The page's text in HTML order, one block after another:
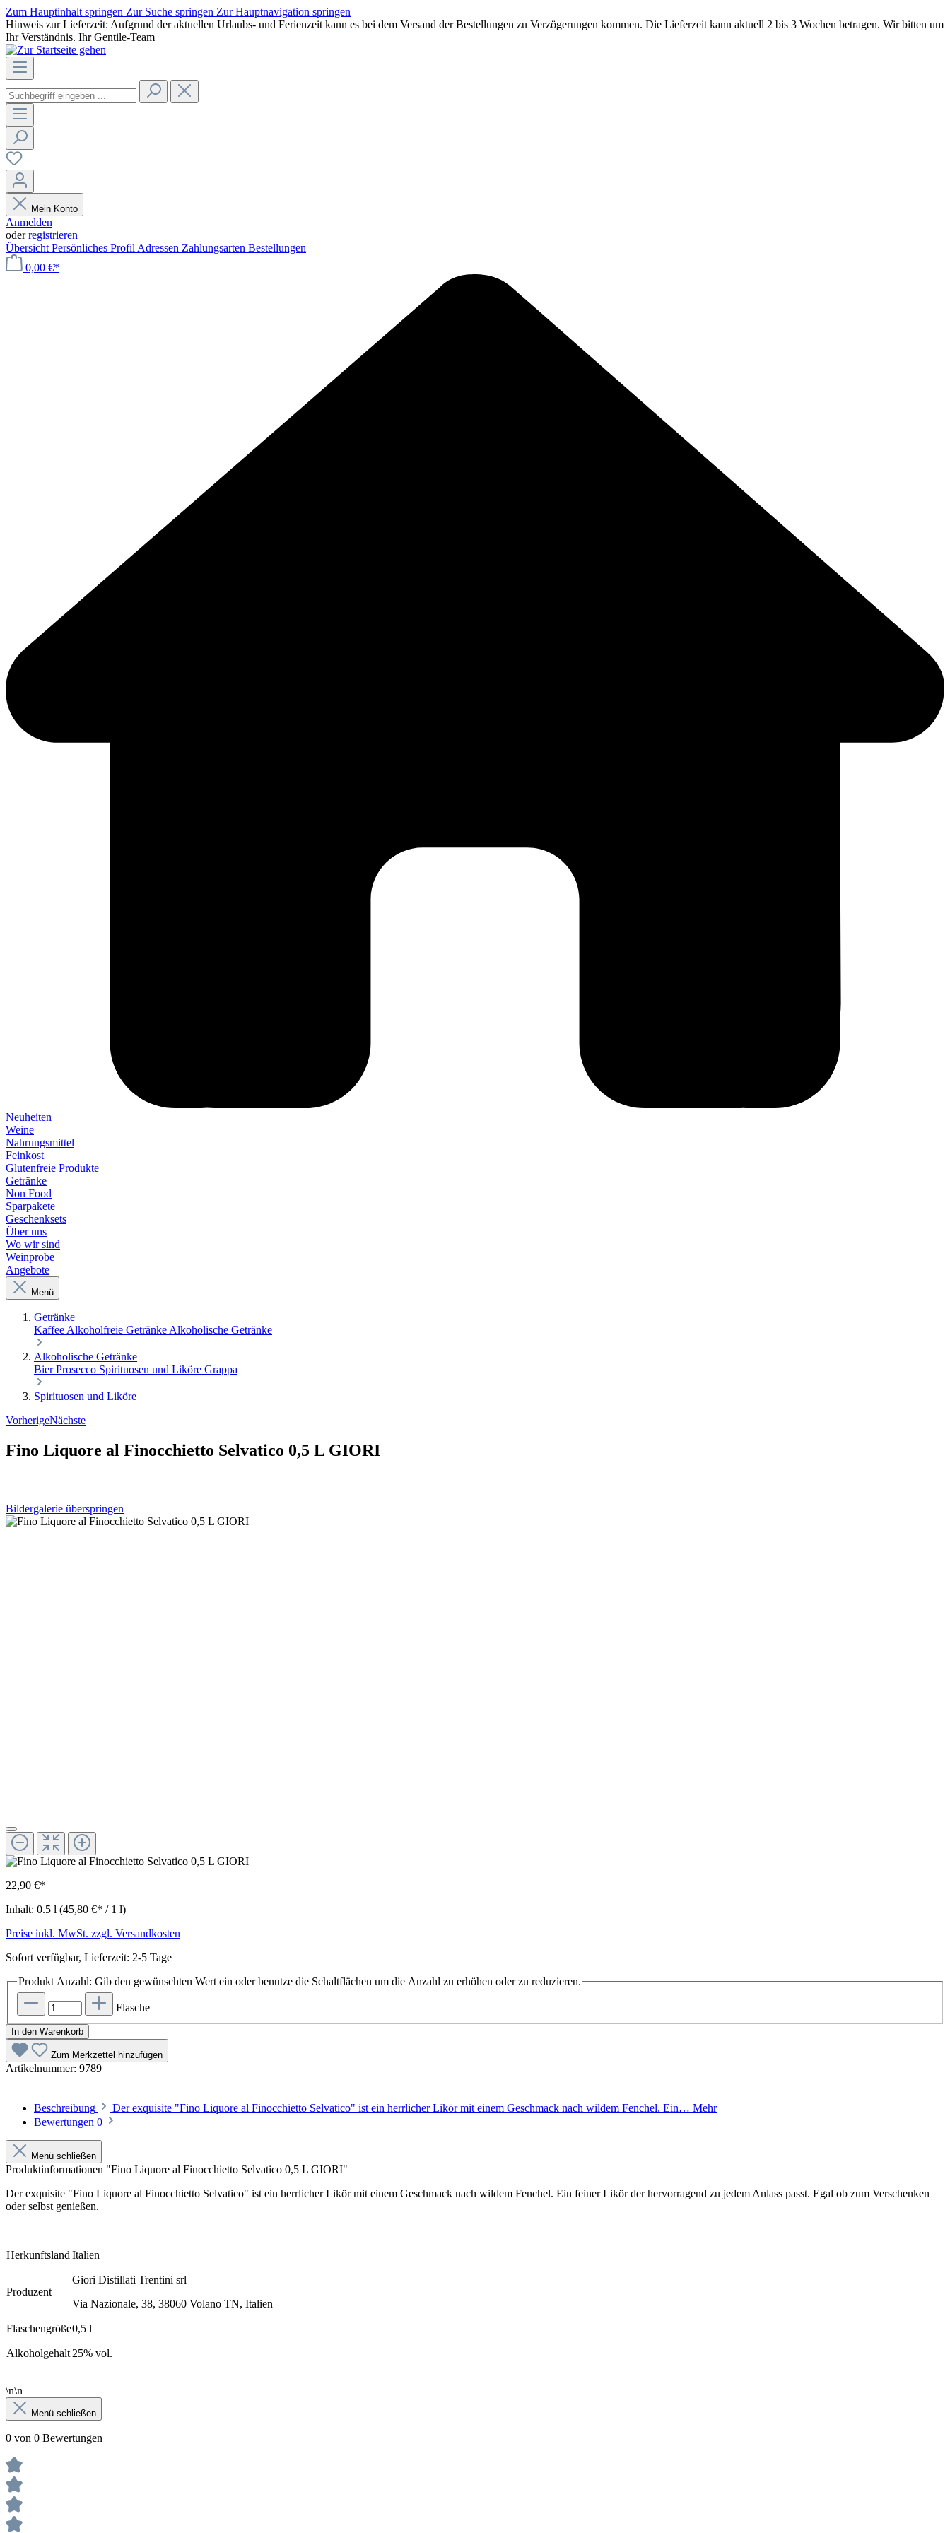
Zum Hauptinhalt springen Zur Suche springen Zur Hauptnavigation springen
Hinweis zur Lieferzeit: Aufgrund der aktuellen Urlaubs- und Ferienzeit kann es bei dem Versand der Bestellungen zu Verzögerungen kommen. Die Lieferzeit kann aktuell 2 bis 3 Wochen betragen. Wir bitten um
Ihr Verständnis. Ihr Gentile-Team
Mein Konto
Anmelden
oderregistrieren
Übersicht Persönliches Profil Adressen Zahlungsarten Bestellungen
0,00 €*
Neuheiten
Weine
Nahrungsmittel
Feinkost
Glutenfreie Produkte
Getränke
Non Food
Sparpakete
Geschenksets
Über uns
Wo wir sind
Weinprobe
Angebote
Menü
Getränke
KaffeeAlkoholfreie GetränkeAlkoholische Getränke
Alkoholische Getränke
BierProsecco Spirituosen und Liköre Grappa
Spirituosen und Liköre
VorherigeNächste
Fino Liquore al Finocchietto Selvatico 0,5 L GIORI
Bildergalerie überspringen
22,90 €*
Inhalt: 0.5 l (45,80 €* / 1 l)
Preise inkl. MwSt. zzgl. Versandkosten
Sofort verfügbar, Lieferzeit: 2-5 Tage
Produkt Anzahl: Gib den gewünschten Wert ein oder benutze die Schaltflächen um die Anzahl zu erhöhen oder zu reduzieren.
Flasche
In den Warenkorb
Zum Merkzettel hinzufügen
Artikelnummer: 9789
Beschreibung Der exquisite "Fino Liquore al Finocchietto Selvatico" ist ein herrlicher Likör mit einem Geschmack nach wildem Fenchel. Ein… Mehr
Bewertungen 0
Menü schließen
Produktinformationen "Fino Liquore al Finocchietto Selvatico 0,5 L GIORI"
Der exquisite "Fino Liquore al Finocchietto Selvatico" ist ein herrlicher Likör mit einem Geschmack nach wildem Fenchel. Ein feiner Likör der hervorragend zu jedem Anlass passt. Egal ob zum Verschenken
oder selbst genießen.
Herkunftsland Italien
Produzent
Giori Distillati Trentini srl
Via Nazionale, 38, 38060 Volano TN, Italien
Flaschengröße0,5 l
Alkoholgehalt 25% vol.
\n\n
Menü schließen
0 von 0 Bewertungen